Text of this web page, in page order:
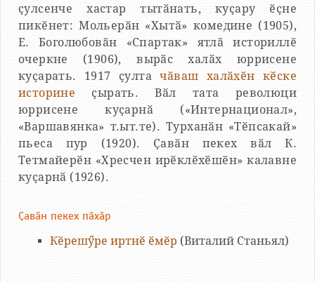
ҫулсенче хастар тытӑнать, куҫару ӗҫне
пикӗнет: Мольерӑн «Хытӑ» комедине (1905),
Е. Боголюбовӑн «Спартак» ятлӑ историллӗ
очеркне (1906), вырӑс халӑх юррисене
куҫарать. 1917 ҫултачӑваш халӑхӗн кӗске
историне ҫырать. Вӑл тата революци
юррисене куҫарнӑ («Интернационал»,
«Варшавянка» т.ыт.те). Турханӑн «Тӗпсакай»
пьеса пур (1920). Ҫавӑн пекех вӑл К.
Тетмайерӗн «Хресчен ирӗклӗхӗшӗн» калавне
куҫарнӑ (1926).
Ҫавӑн пекех пӑхӑр
Кӗрешӳре иртнӗ ӗмӗр (Виталий Станьял)